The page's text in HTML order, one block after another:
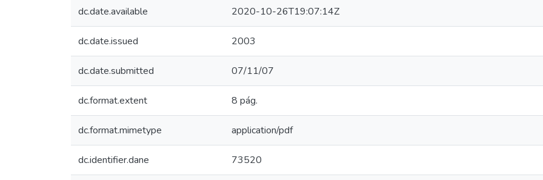
dc.date.available 2020-10-26T19:07:14Z
dc.date.issued 2003
dc.date.submitted 07/11/07
dc.format.extent 8 pág.
dc.format.mimetype application/pdf
dc.identifier.dane 73520